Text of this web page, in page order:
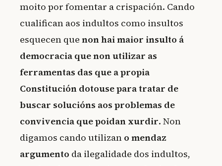
moito por fomentar a crispación. Cando
cualifican aos indultos como insultos
esquecen que non hai maior insulto á
democracia que non utilizar as
ferramentas das que a propia
Constitución dotouse para tratar de
buscar solucións aos problemas de
convivencia que poidan xurdir. Non
digamos cando utilizan o mendaz
argumento da ilegalidade dos indultos,